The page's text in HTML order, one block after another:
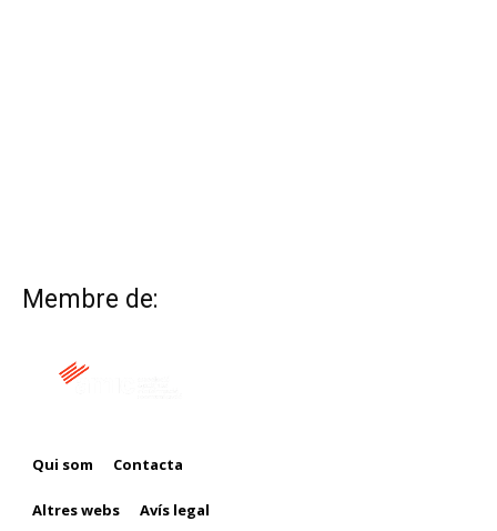
Membre de:
Qui som Contacta
Altres webs Avís legal